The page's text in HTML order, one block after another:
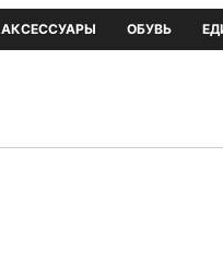
АКСЕССУАРЫ ОБУВЬ